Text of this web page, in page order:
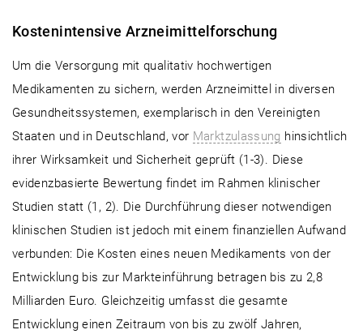
Kostenintensive Arzneimittelforschung
Um die Versorgung mit qualitativ hochwertigen
Medikamenten zu sichern, werden Arzneimittel in diversen
Gesundheitssystemen, exemplarisch in den Vereinigten
Staaten und in Deutschland, vor Marktzulassung hinsichtlich
ihrer Wirksamkeit und Sicherheit geprüft (1-3). Diese
evidenzbasierte Bewertung findet im Rahmen klinischer
Studien statt (1, 2). Die Durchführung dieser notwendigen
klinischen Studien ist jedoch mit einem finanziellen Aufwand
verbunden: Die Kosten eines neuen Medikaments von der
Entwicklung bis zur Markteinführung betragen bis zu 2,8
Milliarden Euro. Gleichzeitig umfasst die gesamte
Entwicklung einen Zeitraum von bis zu zwölf Jahren,